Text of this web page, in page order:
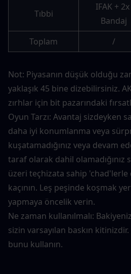
Tıbbi
IFAK + 2x
Bandaj
Toplam /
Not: Piyasanın düşük olduğu
yaklaşık 45 bine dizebilirsiniz.
zırhlar için bit pazarındaki
Oyun Tarzı: Avantaj sizdeyken
daha iyi konumlanma veya
kuşatamadığınız veya devam
taraf olarak dahil olamadığınız
üzeri teçhizata sahip 'chad'lerle
kaçının. Leş peşinde koşmak
yapmaya öncelik verin.
Ne zaman kullanılmalı:
sizin varsayılan baskın
bunu kullanın.